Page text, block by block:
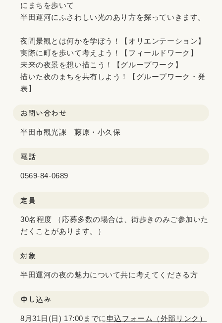
にまちを歩いて
半田運河にふさわしい光のあり方を探っていきます。
夜間景観とは何かを学ぼう！【オリエンテーション】
実際に町を歩いて考えよう！【フィールドワーク】
未来の夜景を想い描こう！【グループワーク】
描いた夜のまちを共有しよう！【グループワーク・発
表】
お問い合わせ
半田市観光課 藤原・小久保
電話
0569-84-0689
定員
30名程度 （応募多数の場合は、街歩きのみご参加いた
だくことがあります。）
対象
半田運河の夜の魅力について共に考えてくださる方
申し込み
8月31日(日) 17:00までに 申込フォーム（外部リンク）